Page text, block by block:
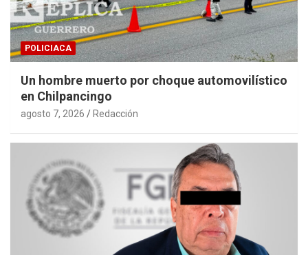
POLICIACA
Un hombre muerto por choque automovilístico
en Chilpancingo
agosto 7, 2026 Redacción